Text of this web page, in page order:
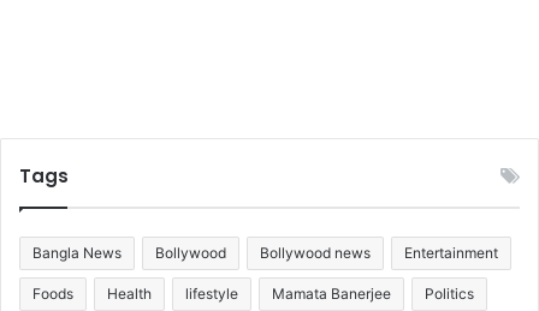
Tags
Bangla News Bollywood Bollywood news Entertainment
Foods Health lifestyle Mamata Banerjee Politics